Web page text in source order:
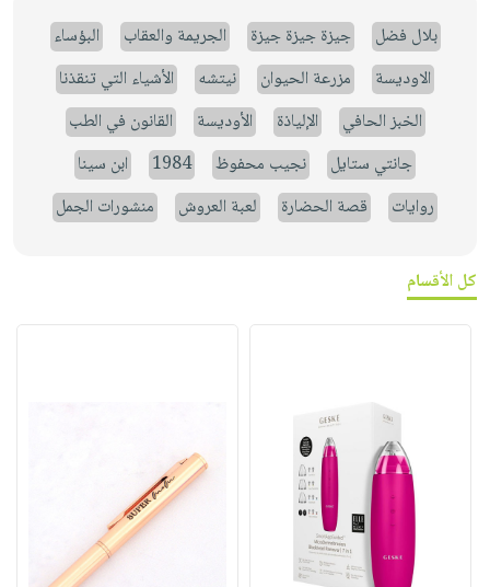
بلال فضل جيزة جيزة جيزة الجريمة والعقاب
البؤساء
الاوديسة
مزرعة الحيوان نيتشه
الأشياء التي تنقذنا
الخبز الحافي
الإلياذة الأوديسة
القانون في الطب
جانتي ستايل
نجيب محفوظ 1984
ابن سينا
روايات
قصة الحضارة لعبة العروش منشورات الجمل
كل الأقسام